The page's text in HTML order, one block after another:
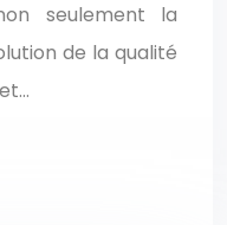
seulement la
de la qualité